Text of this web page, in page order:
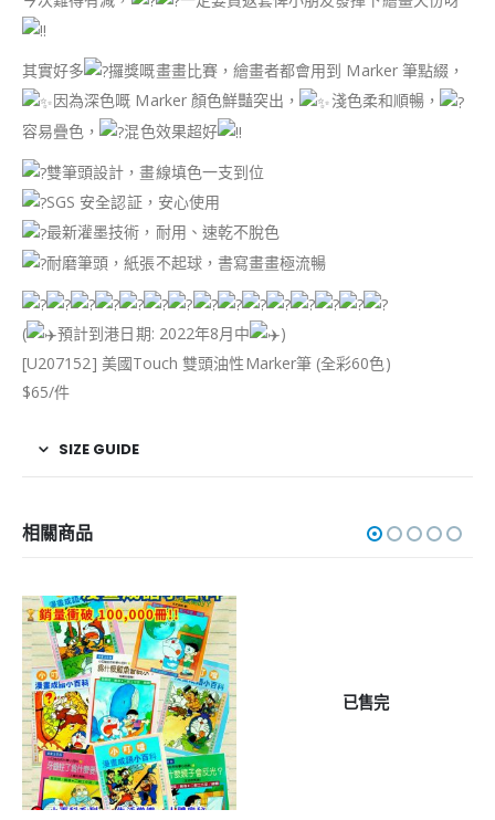
其實好多
攞獎嘅畫畫比賽，繪畫者都會用到 Marker 筆點綴，
因為深色嘅 Marker 顏色鮮豔突出，
淺色柔和順暢，
容易疊色，
混色效果超好
雙筆頭設計，畫線填色一支到位
SGS 安全認証，安心使用
最新灌墨技術，耐用、速乾不脫色
耐磨筆頭，紙張不起球，書寫畫畫極流暢
( 預計到港日期: 2022年8月中
)
[U207152] 美國Touch 雙頭油性Marker筆 (全彩60色)
$65/件
SIZE GUIDE
相關商品
已售完